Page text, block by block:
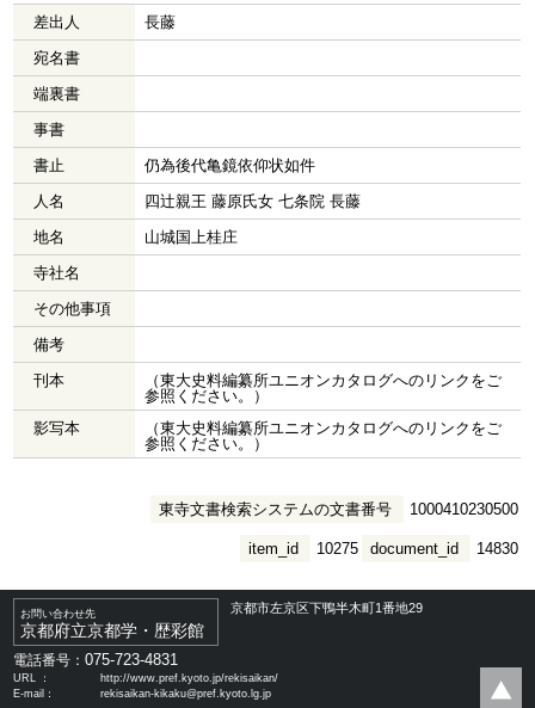
差出人
長藤
宛名書
端裏書
事書
書止
仍為後代亀鏡依仰状如件
人名
四辻親王 藤原氏女 七条院 長藤
地名
山城国上桂庄
寺社名
その他事項
備考
刊本
（東大史料編纂所ユニオンカタログへのリンクをご
参照ください。）
影写本
（東大史料編纂所ユニオンカタログへのリンクをご
参照ください。）
東寺文書検索システムの文書番号 1000410230500
document_id 14830
item_id 10275
お問い合わせ先
京都府立京都学・歴彩館
京都市左京区下鴨半木町1番地29
電話番号：075-723-4831
URL ：
http://www.pref.kyoto.jp/rekisaikan/
E-mail：
rekisaikan-kikaku@pref.kyoto.lg.jp